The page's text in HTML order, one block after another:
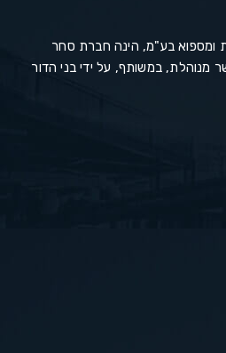
ומספוא בע"מ, הינה חברת סחר
מנוהלת, במשותף, על ידי בני הדור